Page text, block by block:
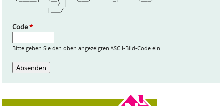
           __/ |
          |___/
Code*
Bitte geben Sie den oben angezeigten ASCII-Bild-Code ein.